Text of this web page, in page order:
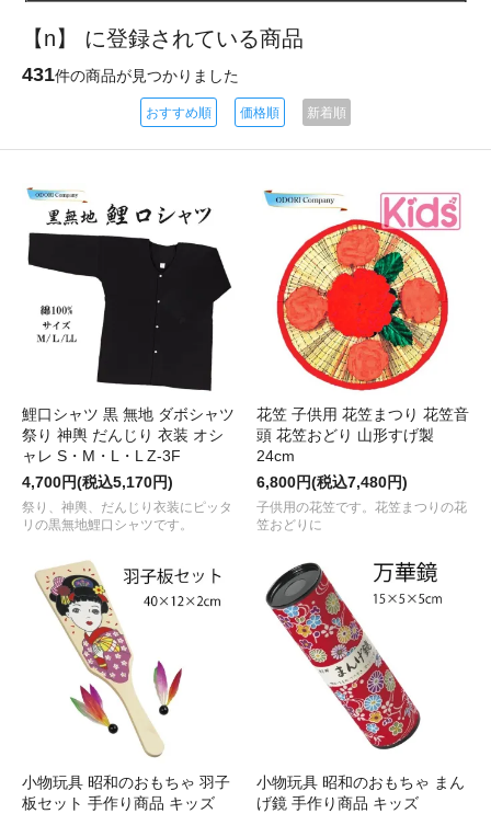
【n】 に登録されている商品
431件の商品が見つかりました
おすすめ順 価格順 新着順
鯉口シャツ 黒 無地 ダボシャツ
祭り 神輿 だんじり 衣装 オシ
ャレ S・M・L・L Z-3F
4,700円(税込5,170円)
祭り、神輿、だんじり衣装にピッタ
リの黒無地鯉口シャツです。
花笠 子供用 花笠まつり 花笠音
頭 花笠おどり 山形すげ製
24cm
6,800円(税込7,480円)
子供用の花笠です。花笠まつりの花
笠おどりに
小物玩具 昭和のおもちゃ 羽子
板セット 手作り商品 キッズ
小物玩具 昭和のおもちゃ まん
げ鏡 手作り商品 キッズ